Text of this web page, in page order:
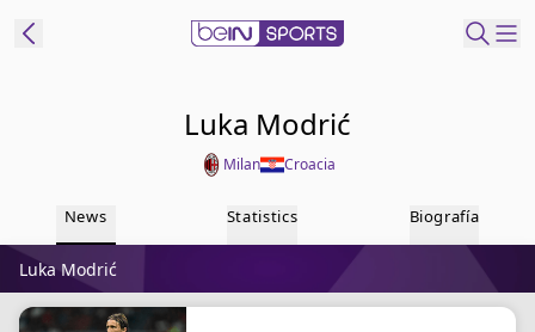
Edition
United States
beIN XTRA
Luka Modrić
Milan Croacia
News Statistics Biografía
Luka Modrić